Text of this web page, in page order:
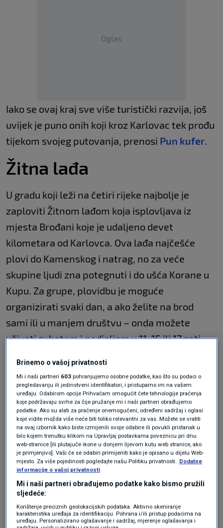
Oglas
Iako se ovaj kraj sve više turistički razvija, još
uvijek je puno onih koji kroz Karlovac tek prođu
tijekom svojeg putovanja, prenosi Pun kufer.
Žitna lađa
U gradu koji leži na četiri rijeke najbolje je
zaploviti Žitnom lađom koja isplovljava iz
mjesta Brođani koje je udaljeno devet
kilometara od Karlovca. Ova lađa najčešće
plovi do Kamenskog i natrag, no za veće
skupine ljudi zna potegnuti i do ušća Korane u
Kupu. Za grupe, plovidbu je moguće
organizirati svaki dan, a ako želite na brod
sami ili u manjem društvu – onda možete
uživati subotom i nedjeljom u 11, 15 ili 17 sati
vam ispričati priče iz vremena dok je Karlovac
bio najbogatiji hrvatski grad.
Što sve trebate provjeriti na autu
prije nego krenete na put?
17. tra.
Talijanski grad nudi odmor za jedan
euro: Evo kako se možete prijaviti
LIFESTYLE|13. ožu.
Na lađi možete i doručkovati, igrati timske igre,
ručati, imati wine and paint ture, i zabavljati se
Brinemo o vašoj privatnosti
Mi i naši partneri 603 pohranjujemo osobne podatke, kao što su podaci o
pregledavanju ili jedinstveni identifikatori, i pristupamo im na vašem
uređaju. Odabirom opcije Prihvaćam omogućit ćete tehnologije praćenja
koje podržavaju svrhe za čije pružanje mi i naši partneri obrađujemo
podatke. Ako su alati za praćenje onemogućeni, određeni sadržaj i oglasi
koje vidite možda više neće biti toliko relevantni za vas. Možete se vratiti
na ovaj izbornik kako biste izmijenili svoje odabire ili povukli pristanak u
bilo kojem trenutku klikom na Upravljaj postavkama poveznicu pri dnu
web-stranice [ili plutajuće ikone u donjem lijevom kutu web stranice, ako
je primjenjivo]. Vaši će se odabiri primijeniti kako je opisano u dijelu Web-
mjesto. Za više pojedinosti pogledajte našu Politiku privatnosti. Dodatne
informacije o vašoj privatnosti
Mi i naši partneri obrađujemo podatke kako bismo pružili
sljedeće:
Korištenje preciznih geolokacijskih podataka. Aktivno skeniranje
karakteristika uređaja za identifikaciju. Pohrana i/ili pristup podacima na
uređaju. Personalizirano oglašavanje i sadržaj, mjerenje oglašavanja i